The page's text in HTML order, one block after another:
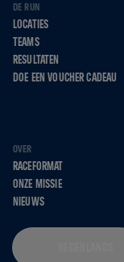
DE RUN
LOCATIES
TEAMS
RESULTATEN
DOE EEN VOUCHER CADEAU
OVER
RACEFORMAT
ONZE MISSIE
NIEUWS